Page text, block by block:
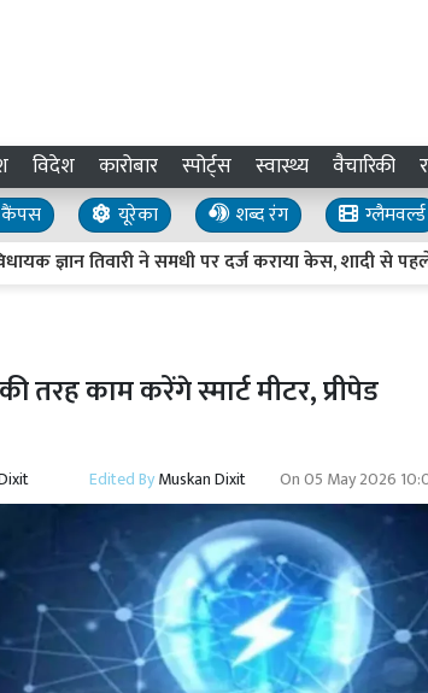
विदेश कारोबार स्पोर्ट्स स्वास्थ्य वैचारिकी
यूरेका शब्द रंग
ग्लैमवर्ल्ड
तिवारी ने समधी पर दर्ज कराया केस, शादी से पहले
तरह काम करेंगे स्मार्ट मीटर, प्रीपेड
Edited ByMuskan Dixit On05 May 2026